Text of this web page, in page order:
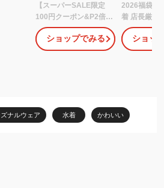
【スーパーSALE限定
100円クーポン&P2倍】
大人気キャミ水着 3点セ
ット 【ランキング1位 送
料無料 レビューで100円
愛いかわいい セパレー
ト 体型カバー ブラック
ショップでみる
2026福袋 レ
着 店長厳選
大きいサイ
しみ どきど
かわいい 体
ンキニ バン
トネス 即日
ショッ
ナルウェア 水着 かわいい